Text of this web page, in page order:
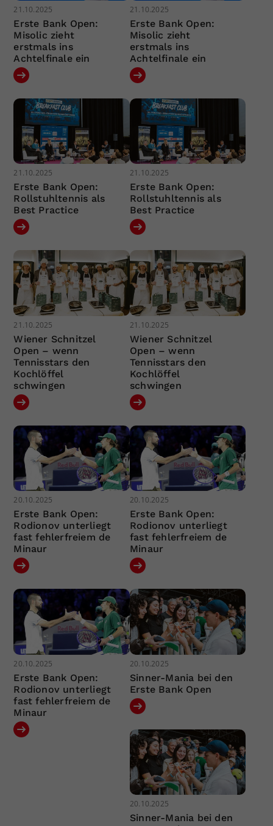
21.10.2025
Erste Bank Open:
Misolic zieht
erstmals ins
Achtelfinale ein
21.10.2025
Erste Bank Open:
Misolic zieht
erstmals ins
Achtelfinale ein
21.10.2025
Erste Bank Open:
Rollstuhltennis als
Best Practice
21.10.2025
Erste Bank Open:
Rollstuhltennis als
Best Practice
21.10.2025
Wiener Schnitzel
Open – wenn
Tennisstars den
Kochlöffel
schwingen
21.10.2025
Wiener Schnitzel
Open – wenn
Tennisstars den
Kochlöffel
schwingen
20.10.2025
Erste Bank Open:
Rodionov unterliegt
fast fehlerfreiem de
Minaur
20.10.2025
Erste Bank Open:
Rodionov unterliegt
fast fehlerfreiem de
Minaur
20.10.2025
Erste Bank Open:
Rodionov unterliegt
fast fehlerfreiem de
Minaur
20.10.2025
Sinner-Mania bei den
Erste Bank Open
20.10.2025
Sinner-Mania bei den